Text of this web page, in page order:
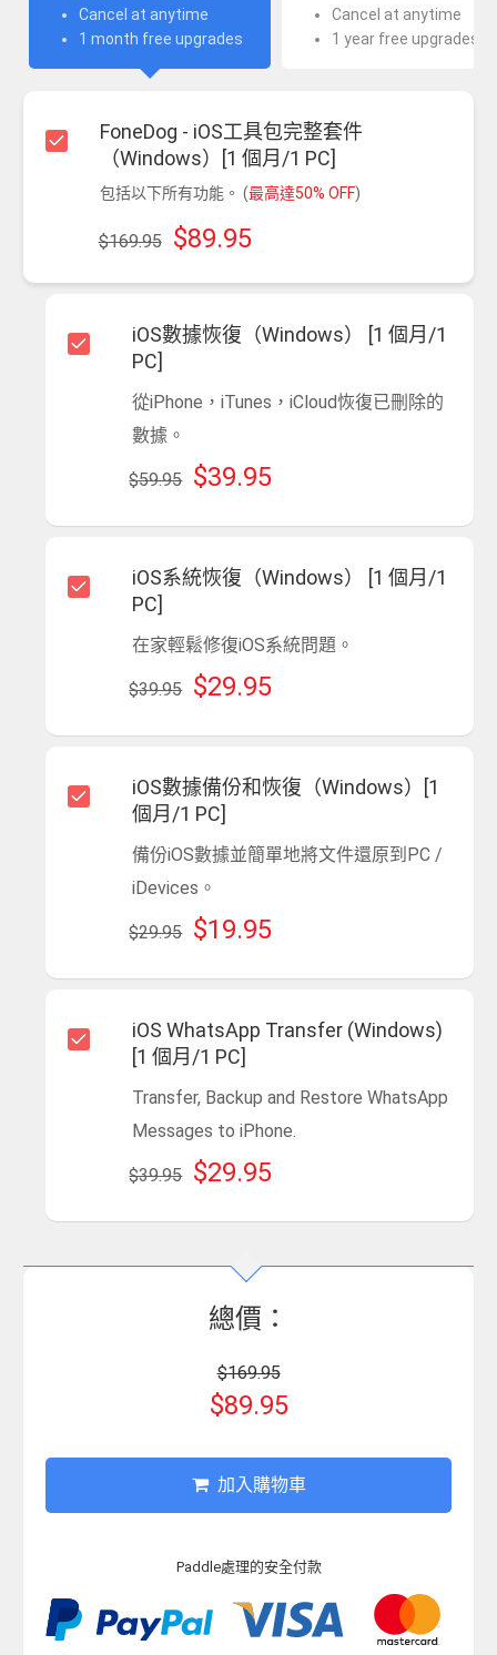
Cancel at anytime
1 month free upgrades
Cancel at anytime
1 year free upgrades
FoneDog - iOS工具包完整套件
（Windows）[1 個月/1 PC]
包括以下所有功能。 (最高達50% OFF)
$89.95
$169.95
iOS數據恢復（Windows） [1 個月/1
PC]
從iPhone，iTunes，iCloud恢復已刪除的
數據。
$39.95
$59.95
iOS系統恢復（Windows） [1 個月/1
PC]
在家輕鬆修復iOS系統問題。
$29.95
$39.95
iOS數據備份和恢復（Windows）[1
個月/1 PC]
備份iOS數據並簡單地將文件還原到PC /
iDevices。
$19.95
$29.95
iOS WhatsApp Transfer (Windows)
[1 個月/1 PC]
Transfer, Backup and Restore WhatsApp
Messages to iPhone.
$29.95
$39.95
總價：
$169.95
$89.95
加入購物車
Paddle處理的安全付款